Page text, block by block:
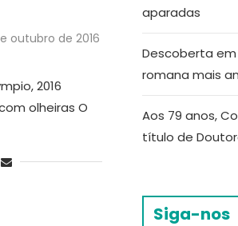
outubro de 2016
2016
olheiras O
aparadas
Descoberta
romana mais
Aos 79 anos,
título de
Siga-nos